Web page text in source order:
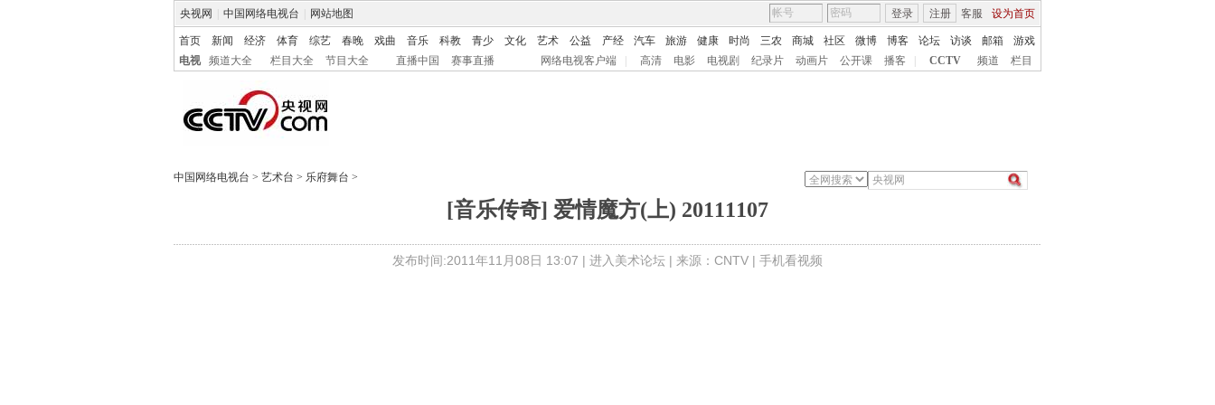
央视网 中国网络电视台 网站地图 客服 设为首页
登录 注册
首页 新闻 经济 体育 综艺 春晚 戏曲 音乐 科教 青少 文化 艺术 公益 产经 汽车 旅游 健康 时尚 三农 商城 社区 微博 博客 论坛 访谈 邮箱
游戏
电视
频道大全 栏目大全 节目大全 直播中国 赛事直播 网络电视客户端 高清 电影 电视剧 纪录片 动画片 公开课 播客 CCTV 频道 栏目
中国网络电视台 > 艺术台 > 乐府舞台 >
[音乐传奇] 爱情魔方(上) 20111107
发布时间:2011年11月08日 13:07 | 进入美术论坛 | 来源：CNTV | 手机看视频